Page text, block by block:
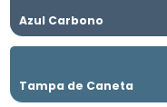
Azul Carbono
Tampa de Caneta